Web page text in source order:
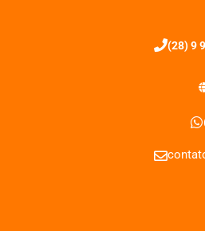
(28) 9